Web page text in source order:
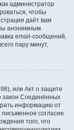
администратор
чтобы
даёт вам
анонимным
email-сообщений,
пару минут,
или Акт о защите
закон Соединённых
информацию от
согласие
того, что